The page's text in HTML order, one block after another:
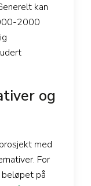
kan
2000
og
med
For
på